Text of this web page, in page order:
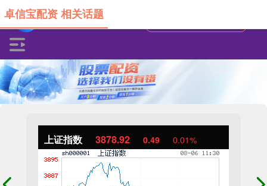
上证指数 3878.92 0.49 0.01%
卓信宝配资 相关话题